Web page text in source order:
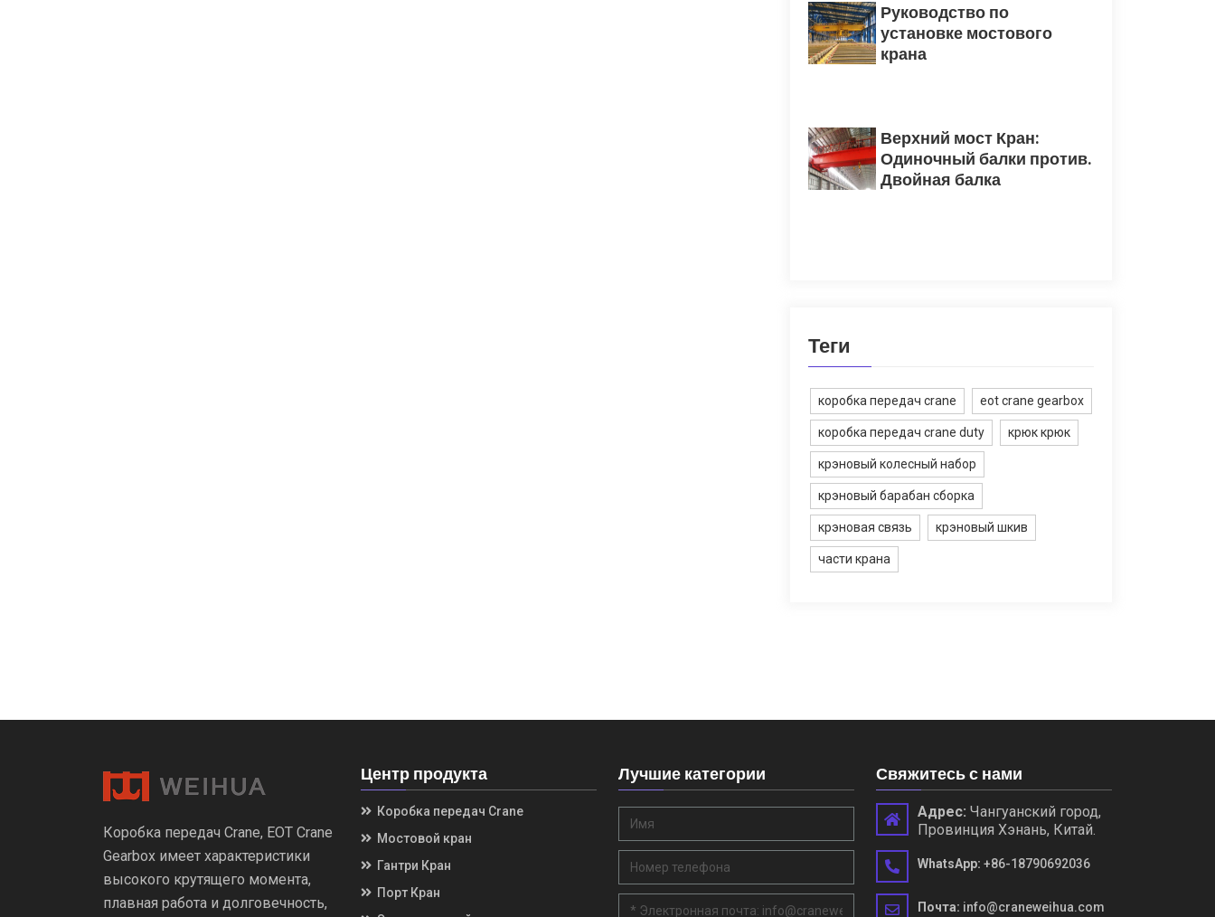
Руководство по
установке мостового
крана
Верхний мост Кран:
Одиночный балки против.
Двойная балка
Теги
коробка передач crane eot crane gearbox
коробка передач crane duty крюк крюк
крэновый колесный набор
крэновый барабан сборка
крэновая связь крэновый шкив
части крана
Коробка передач Crane, EOT Crane
Gearbox имеет характеристики
высокого крутящего момента,
плавная работа и долговечность,
Центр продукта
Коробка передач Crane
Мостовой кран
Гантри Кран
Порт Кран
Лучшие категории Свяжитесь с нами
Адрес: Чангуанский город,
Провинция Хэнань, Китай.
WhatsApp: +86-18790692036
Почта: info@craneweihua.com